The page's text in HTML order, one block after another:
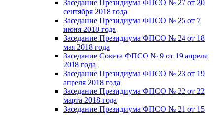
Заседание Президиума ФПСО № 27 от 20
сентября 2018 года
Заседание Президиума ФПСО № 25 от 7
июня 2018 года
Заседание Президиума ФПСО № 24 от 18
мая 2018 года
Заседание Совета ФПСО № 9 от 19 апреля
2018 года
Заседание Президиума ФПСО № 23 от 19
апреля 2018 года
Заседание Президиума ФПСО № 22 от 22
марта 2018 года
Заседание Президиума ФПСО № 21 от 15